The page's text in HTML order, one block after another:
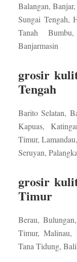
Balangan,
Sungai Tengah,
Tanah
Banjarmasin
grosir
Tengah
Barito Selatan,
Kapuas,
Timur,
Seruyan,
grosir
Timur
Berau,
Timur, Malinau,
Tana Tidung,